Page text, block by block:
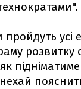
усі
розвитку